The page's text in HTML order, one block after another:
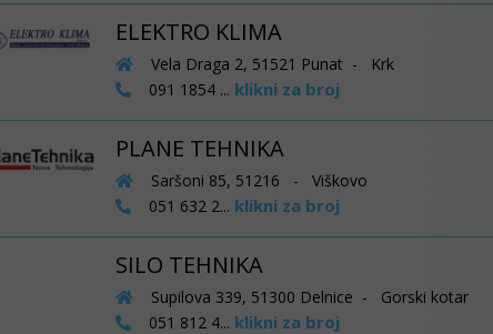
ELEKTRO KLIMA
Vela Draga 2, 51521 Punat - Krk
091 1854 ... klikni za broj
PLANE TEHNIKA
Saršoni 85, 51216 - Viškovo
051 632 2... klikni za broj
SILO TEHNIKA
Supilova 339, 51300 Delnice - Gorski kotar
051 812 4... klikni za broj